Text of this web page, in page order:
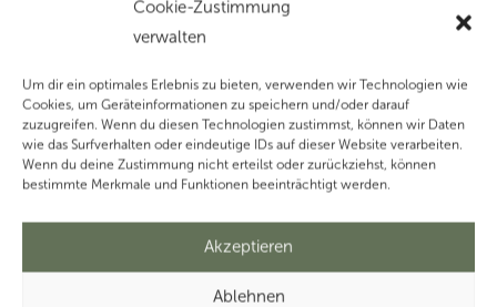
Cookie-Zustimmung
verwalten
Um dir ein optimales Erlebnis zu bieten, verwenden wir Technologien wie
Cookies, um Geräteinformationen zu speichern und/oder darauf
zuzugreifen. Wenn du diesen Technologien zustimmst, können wir Daten
wie das Surfverhalten oder eindeutige IDs auf dieser Website verarbeiten.
Wenn du deine Zustimmung nicht erteilst oder zurückziehst, können
bestimmte Merkmale und Funktionen beeinträchtigt werden.
Akzeptieren
Ablehnen